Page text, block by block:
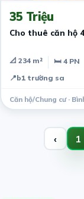
35 Triệu
Cho thuê căn hộ
📐 234 m²
🛏 4 PN
📍b1 trường sa
Căn hộ/Chung cư ·
‹ 1